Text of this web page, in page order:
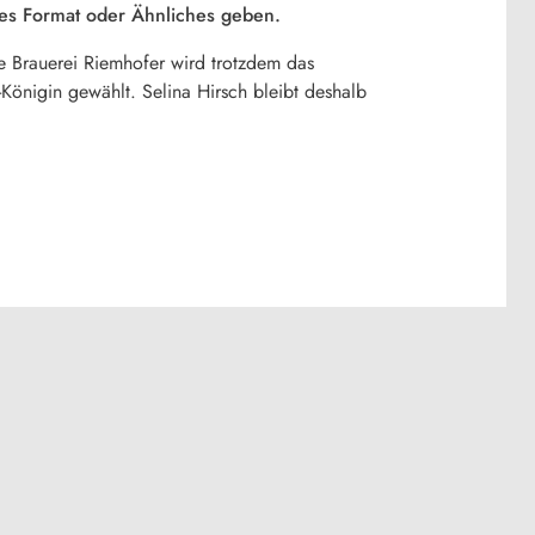
Format oder Ähnliches geben.
Riemhofer wird trotzdem das
gewählt. Selina Hirsch bleibt deshalb